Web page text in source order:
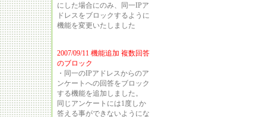
にした場合にのみ、同一IPア
ドレスをブロックするように
機能を変更いたしました
2007/09/11 機能追加 複数回答
のブロック
・同一のIPアドレスからのア
ンケートへの回答をブロック
する機能を追加しました。
同じアンケートには1度しか
答える事ができないようにな